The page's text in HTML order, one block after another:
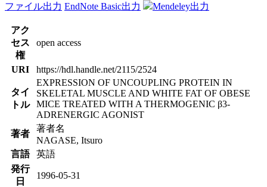
ファイル出力 EndNote Basic出力 Mendeley出力
アク
セス
権
open access
URI https://hdl.handle.net/2115/2524
タイ
トル
EXPRESSION OF UNCOUPLING PROTEIN IN
SKELETAL MUSCLE AND WHITE FAT OF OBESE
MICE TREATED WITH A THERMOGENIC β3-
ADRENERGIC AGONIST
著者
著者名
NAGASE, Itsuro
言語
英語
発行
日
1996-05-31